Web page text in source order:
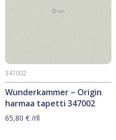
Wunderkammer – Origin
harmaa tapetti 347002
347002
65,80 € /rll